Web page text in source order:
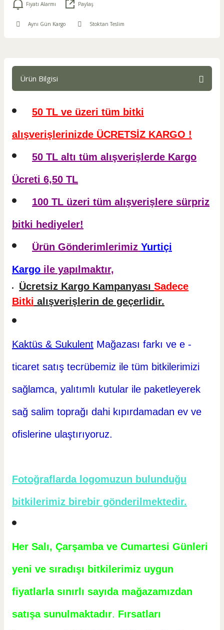
Fiyatı Alarmı Paylaş
Aynı Gün Kargo Stoktan Teslim
Ürün Bilgisi
50 TL ve üzeri tüm bitki
alışverişlerinizde ÜCRETSİZ KARGO !
50 TL altı tüm alışverişlerde Kargo
Ücreti 6,50 TL
100 TL üzeri tüm alışverişlere sürpriz
bitki hediyeler!
Ürün Gönderimlerimiz Yurtiçi
Kargo ile yapılmaktır,
Ücretsiz Kargo KampanyasıSadece
Bitki alışverişlerin de geçerlidir.
Kaktüs & Sukulent Mağazası farkı ve e -
ticaret satış tecrübemiz ile tüm bitkilerimizi
sağlamca, yalıtımlı kutular ile paketleyerek
sağ salim toprağı dahi kıpırdamadan ev ve
ofislerine ulaştırıyoruz.
Fotoğraflarda logomuzun bulunduğu
bitkilerimiz birebir gönderilmektedir.
Her Salı, Çarşamba ve Cumartesi Günleri
yeni ve sıradışı bitkilerimiz uygun
fiyatlarla sınırlı sayıda mağazamızdan
satışa sunulmaktadır. Fırsatları